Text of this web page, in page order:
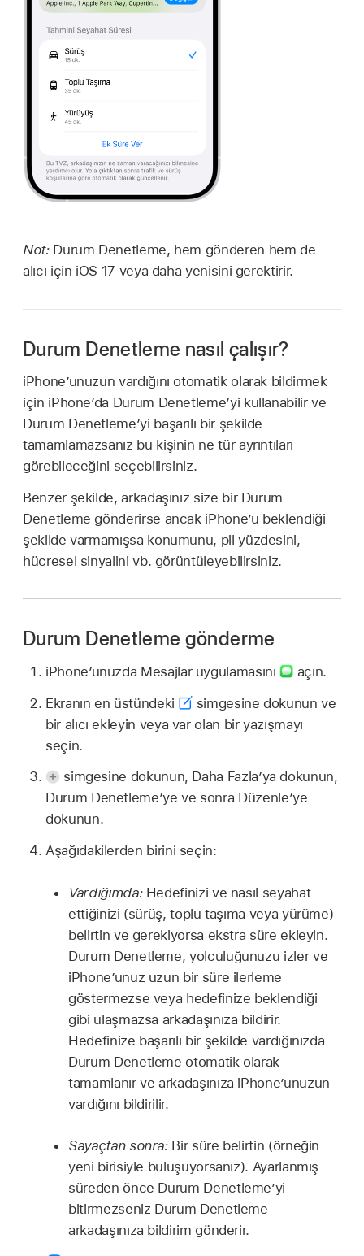
Not: Durum Denetleme, hem gönderen hem de
alıcı için iOS 17 veya daha yenisini gerektirir.
Durum Denetleme nasıl çalışır?
iPhone’unuzun vardığını otomatik olarak bildirmek
için iPhone’da Durum Denetleme’yi kullanabilir ve
Durum Denetleme’yi başarılı bir şekilde
tamamlamazsanız bu kişinin ne tür ayrıntıları
görebileceğini seçebilirsiniz.
Benzer şekilde, arkadaşınız size bir Durum
Denetleme gönderirse ancak iPhone’u beklendiği
şekilde varmamışsa konumunu, pil yüzdesini,
hücresel sinyalini vb. görüntüleyebilirsiniz.
Durum Denetleme gönderme
iPhone’unuzda Mesajlar uygulamasını
açın.
Ekranın en üstündeki
simgesine dokunun ve
bir alıcı ekleyin veya var olan bir yazışmayı
seçin.
simgesine dokunun, Daha Fazla’ya dokunun,
Durum Denetleme’ye ve sonra Düzenle’ye
dokunun.
Aşağıdakilerden birini seçin:
Vardığımda:Hedefinizi ve nasıl seyahat
ettiğinizi (sürüş, toplu taşıma veya yürüme)
belirtin ve gerekiyorsa ekstra süre ekleyin.
Durum Denetleme, yolculuğunuzu izler ve
iPhone’unuz uzun bir süre ilerleme
göstermezse veya hedefinize beklendiği
gibi ulaşmazsa arkadaşınıza bildirir.
Hedefinize başarılı bir şekilde vardığınızda
Durum Denetleme otomatik olarak
tamamlanır ve arkadaşınıza iPhone’unuzun
vardığını bildirilir.
Sayaçtan sonra:Bir süre belirtin (örneğin
yeni birisiyle buluşuyorsanız). Ayarlanmış
süreden önce Durum Denetleme’yi
bitirmezseniz Durum Denetleme
arkadaşınıza bildirim gönderir.